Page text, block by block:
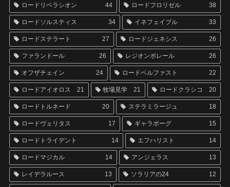
ロードリベラシオン 44 ロードフロリゼル 38
ロードソルスティス 34 イネフェイブル 33
ロードステラート 27 ロードジェネシス 26
ファランドール 26 レジオンポレール 26
オフザチェイン 24 ロードベルファスト 22
ロードアイオロス 21 牧場見学 21 ロードクラシコ 20
ロードトルネード 20 ステラミラージュ 18
ロードヴェリタス 17 ギャラボーグ 15
ロードトライデント 14 エフハリスト 14
ロードマジカル 14 アンジェラス 13
レイデラルース 13 ソラリアの24 12